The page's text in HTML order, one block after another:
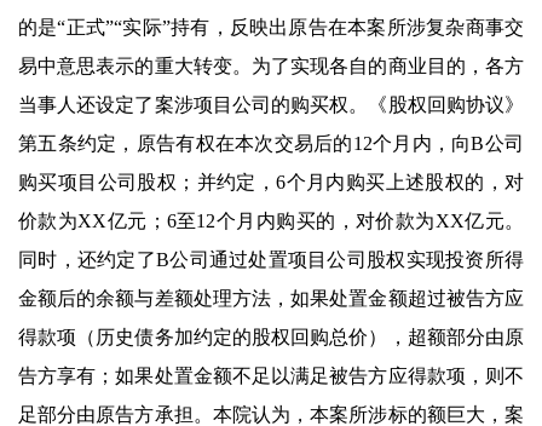
的是“正式”“实际”持有，反映出原告在本案所涉复杂商事交
易中意思表示的重大转变。为了实现各自的商业目的，各方
当事人还设定了案涉项目公司的购买权。《股权回购协议》
第五条约定，原告有权在本次交易后的12个月内，向B公司
购买项目公司股权；并约定，6个月内购买上述股权的，对
价款为XX亿元；6至12个月内购买的，对价款为XX亿元。
同时，还约定了B公司通过处置项目公司股权实现投资所得
金额后的余额与差额处理方法，如果处置金额超过被告方应
得款项（历史债务加约定的股权回购总价），超额部分由原
告方享有；如果处置金额不足以满足被告方应得款项，则不
足部分由原告方承担。本院认为，本案所涉标的额巨大，案